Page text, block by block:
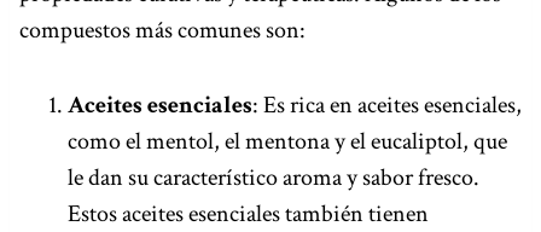
compuestos más comunes son:
Aceites esenciales: Es rica en aceites esenciales,
como el mentol, el mentona y el eucaliptol, que
le dan su característico aroma y sabor fresco.
Estos aceites esenciales también tienen